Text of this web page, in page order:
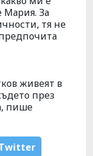
Мария. За
тя не
живеят в
през
пише